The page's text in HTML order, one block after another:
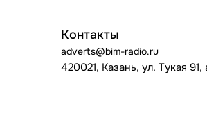
Контакты
adverts@bim-radio.ru
420021, Казань, ул. Тукая